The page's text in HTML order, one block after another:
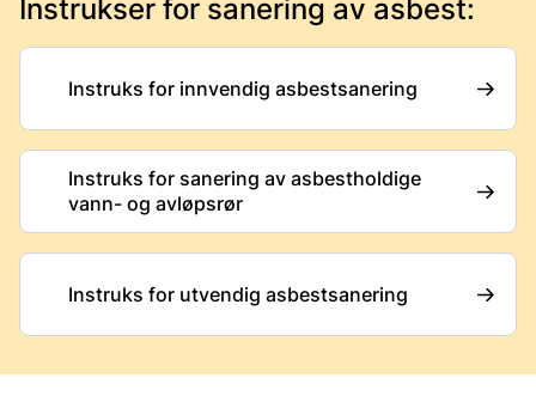
Instrukser for sanering av asbest:
Instruks for innvendig asbestsanering
Instruks for sanering av asbestholdige
vann- og avløpsrør
Instruks for utvendig asbestsanering